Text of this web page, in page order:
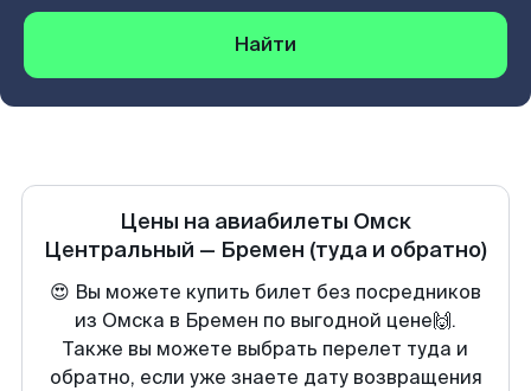
Найти
Цены на авиабилеты Омск
Центральный — Бремен (туда и обратно)
😍 Вы можете купить билет без посредников
из Омска в Бремен по выгодной цене🙌.
Также вы можете выбрать перелет туда и
обратно, если уже знаете дату возвращения